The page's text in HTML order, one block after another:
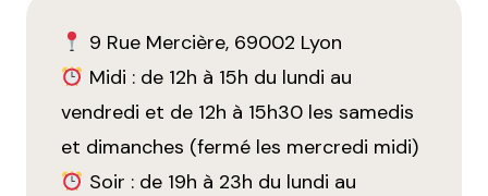
9 Rue Mercière, 69002 Lyon
Midi : de 12h à 15h du lundi au
vendredi et de 12h à 15h30 les samedis
et dimanches (fermé les mercredi midi)
Soir : de 19h à 23h du lundi au